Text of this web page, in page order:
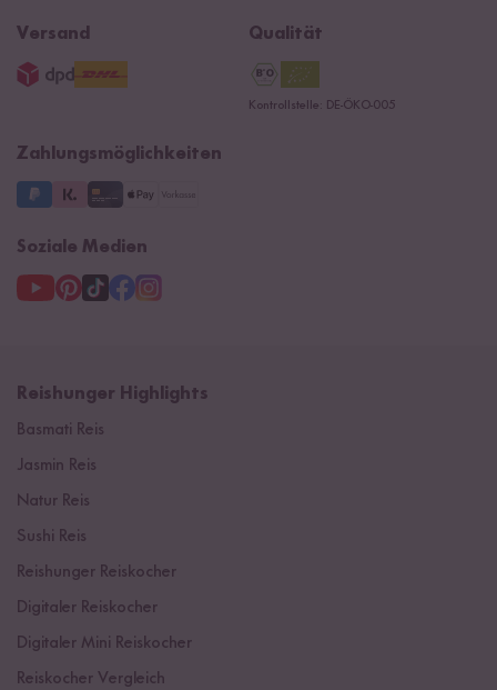
Navacopah
15 Jahre Reishunger
B2B
Jobs
Datenschutzerklärung
3 Jahre Garantie
Versand Qualität
Kontrollstelle: DE-ÖKO-005
Zahlungsmöglichkeiten
Soziale Medien
Reishunger Highlights
Basmati Reis
Jasmin Reis
Natur Reis
Sushi Reis
Reishunger Reiskocher
Digitaler Reiskocher
Digitaler Mini Reiskocher
Reiskocher Vergleich